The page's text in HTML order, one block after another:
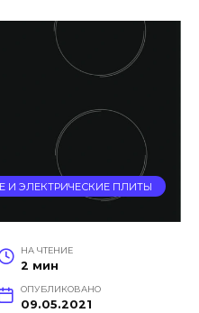
И ЭЛЕКТРИЧЕСКИЕ ПЛИТЫ
НА ЧТЕНИЕ
2 мин
ОПУБЛИКОВАНО
09.05.2021